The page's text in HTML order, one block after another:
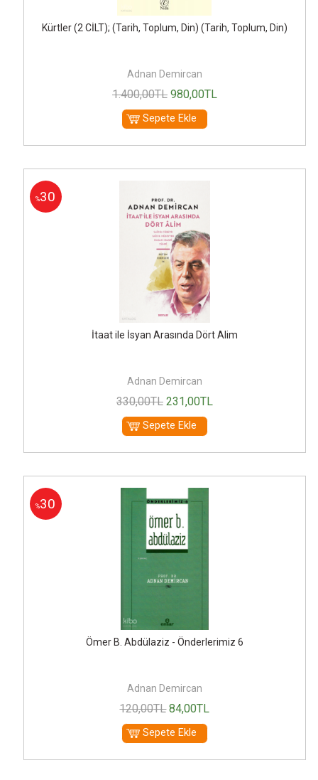
Kürtler (2 CİLT); (Tarih, Toplum, Din) (Tarih, Toplum, Din)
Adnan Demircan
1.400,00TL 980,00TL
Sepete Ekle
%30
İtaat ile İsyan Arasında Dört Alim
Adnan Demircan
330,00TL 231,00TL
Sepete Ekle
%30
Ömer B. Abdülaziz - Önderlerimiz 6
Adnan Demircan
120,00TL 84,00TL
Sepete Ekle